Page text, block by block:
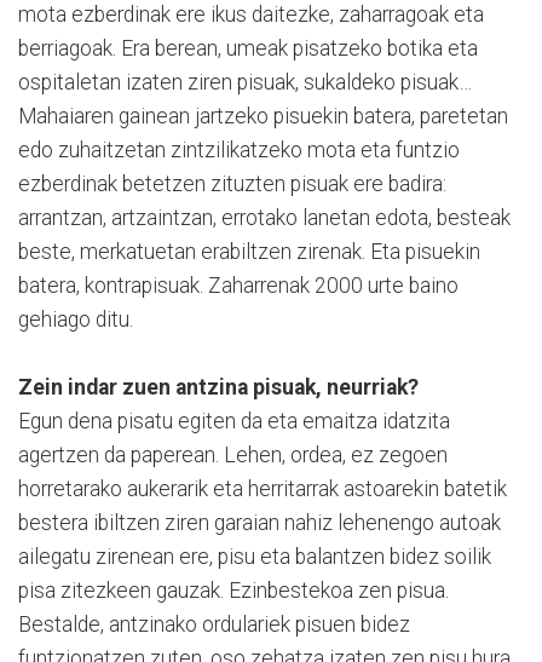
mota ezberdinak ere ikus daitezke, zaharragoak eta
berriagoak. Era berean, umeak pisatzeko botika eta
ospitaletan izaten ziren pisuak, sukaldeko pisuak…
Mahaiaren gainean jartzeko pisuekin batera, paretetan
edo zuhaitzetan zintzilikatzeko mota eta funtzio
ezberdinak betetzen zituzten pisuak ere badira:
arrantzan, artzaintzan, errotako lanetan edota, besteak
beste, merkatuetan erabiltzen zirenak. Eta pisuekin
batera, kontrapisuak. Zaharrenak 2000 urte baino
gehiago ditu.
Zein indar zuen antzina pisuak, neurriak?
Egun dena pisatu egiten da eta emaitza idatzita
agertzen da paperean. Lehen, ordea, ez zegoen
horretarako aukerarik eta herritarrak astoarekin batetik
bestera ibiltzen ziren garaian nahiz lehenengo autoak
ailegatu zirenean ere, pisu eta balantzen bidez soilik
pisa zitezkeen gauzak. Ezinbestekoa zen pisua.
Bestalde, antzinako ordulariek pisuen bidez